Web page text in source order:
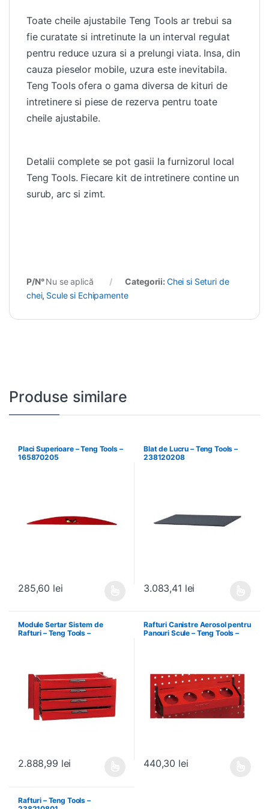
Toate cheile ajustabile Teng Tools ar trebui sa
fie curatate si intretinute la un interval regulat
pentru reduce uzura si a prelungi viata. Insa, din
cauza pieselor mobile, uzura este inevitabila.
Teng Tools ofera o gama diversa de kituri de
intretinere si piese de rezerva pentru toate
cheile ajustabile.
Detalii complete se pot gasii la furnizorul local
Teng Tools. Fiecare kit de intretinere contine un
surub, arc si zimt.
P/N°Nu se aplică Categorii: Chei si Seturi de
chei, Scule si Echipamente
Produse similare
Placi Superioare – Teng Tools –
165870205
285,60 lei
Blat de Lucru – Teng Tools –
238120208
3.083,41 lei
Module Sertar Sistem de
Rafturi – Teng Tools –
2.888,99 lei
Rafturi Canistre Aerosol pentru
Panouri Scule – Teng Tools –
440,30 lei
Rafturi – Teng Tools –